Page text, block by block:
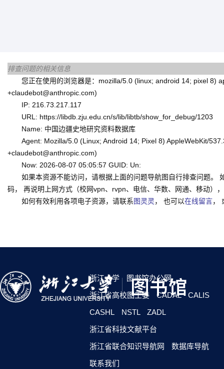
排查问题的相关信息
您正在使用的浏览器是：mozilla/5.0 (linux; android 14; pixel 8)
+claudebot@anthropic.com)
IP: 216.73.217.117
URL: https://libdb.zju.edu.cn/s/lib/libtb/show_for_debug/1203
Name: 中国边疆史地研究资料数据库
Agent: Mozilla/5.0 (Linux; Android 14; Pixel 8) AppleWebKit/
+claudebot@anthropic.com)
Now: 2026-08-07 05:05:57 GUID: Un:
如果本资源不能访问，请根据上面的问题导航图自行排查问题。
码， 再说明上网方式（校网vpn、rvpn、电信、华数、网通、移动）
如何有效利用各项电子资源，请联系图灵灵 ， 也可以在线留言，
浙江大学
图书馆办公网
浙江省高校图工委
CADAL
CALIS
CASHL
NSTL
ZADL
浙江省科技文献平台
浙江省联合知识导航网
数据库导航
联系我们